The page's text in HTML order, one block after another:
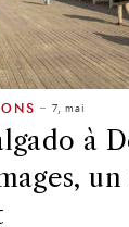
7, mai
à